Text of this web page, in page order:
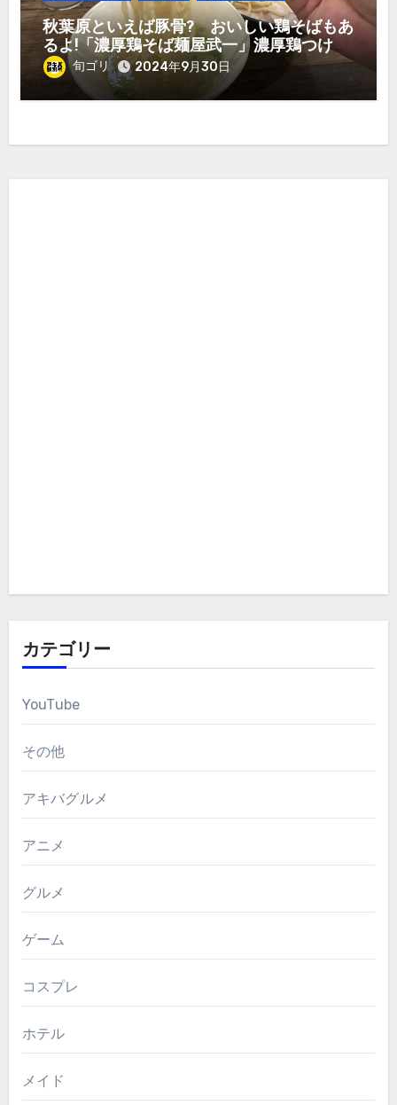
秋葉原といえば豚骨? おいしい鶏そばもあ
るよ!「濃厚鶏そば麺屋武一」濃厚鶏つけ麺
950円旬ゴリ 2024年9月30日
カテゴリー
YouTube
その他
アキバグルメ
アニメ
グルメ
ゲーム
コスプレ
ホテル
メイド